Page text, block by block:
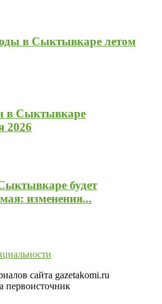
в Сыктывкаре летом
в Сыктывкаре
2026
будет
изменения...
сайта gazetakomi.ru
первоисточник